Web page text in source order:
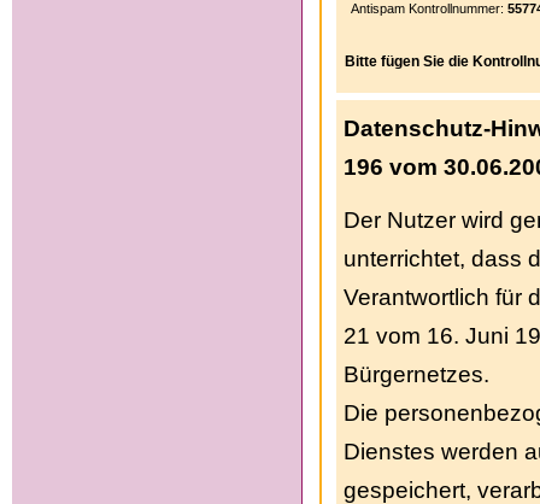
Antispam Kontrollnummer:
Bitte fügen Sie die
Datenschutz-
196 vom
Der Nutzer wird
unterrichtet, dass
Verantwortlich für
21 vom 16. Juni
Bürgernetzes.
Die
Dienstes werden
gespeichert,